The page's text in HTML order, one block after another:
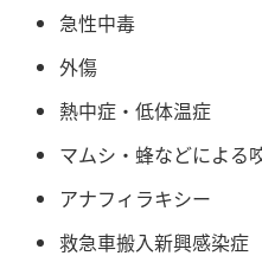
急性中毒
外傷
熱中症・低体温症
マムシ・蜂などによる
アナフィラキシー
救急車搬入新興感染